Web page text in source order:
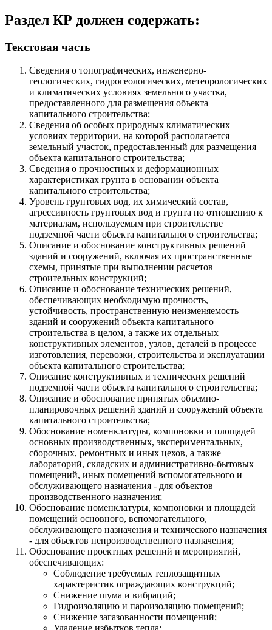
Раздел КР должен содержать:
Текстовая часть
Сведения о топографических, инженерно-
геологических, гидрогеологических, метеорологических
и климатических условиях земельного участка,
предоставленного для размещения объекта
капитального строительства;
Сведения об особых природных климатических
условиях территории, на которой располагается
земельный участок, предоставленный для размещения
объекта капитального строительства;
Сведения о прочностных и деформационных
характеристиках грунта в основании объекта
капитального строительства;
Уровень грунтовых вод, их химический состав,
агрессивность грунтовых вод и грунта по отношению к
материалам, используемым при строительстве
подземной части объекта капитального строительства;
Описание и обоснование конструктивных решений
зданий и сооружений, включая их пространственные
схемы, принятые при выполнении расчетов
строительных конструкций;
Описание и обоснование технических решений,
обеспечивающих необходимую прочность,
устойчивость, пространственную неизменяемость
зданий и сооружений объекта капитального
строительства в целом, а также их отдельных
конструктивных элементов, узлов, деталей в процессе
изготовления, перевозки, строительства и эксплуатации
объекта капитального строительства;
Описание конструктивных и технических решений
подземной части объекта капитального строительства;
Описание и обоснование принятых объемно-
планировочных решений зданий и сооружений объекта
капитального строительства;
Обоснование номенклатуры, компоновки и площадей
основных производственных, экспериментальных,
сборочных, ремонтных и иных цехов, а также
лабораторий, складских и административно-бытовых
помещений, иных помещений вспомогательного и
обслуживающего назначения - для объектов
производственного назначения;
Обоснование номенклатуры, компоновки и площадей
помещений основного, вспомогательного,
обслуживающего назначения и технического назначения
- для объектов непроизводственного назначения;
Обоснование проектных решений и мероприятий,
обеспечивающих:
Cоблюдение требуемых теплозащитных
характеристик ограждающих конструкций;
Cнижение шума и вибраций;
Гидроизоляцию и пароизоляцию помещений;
Снижение загазованности помещений;